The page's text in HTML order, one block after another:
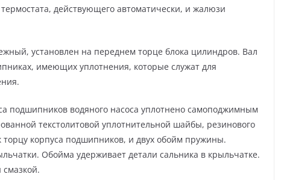
действующего автоматически, и жалюзи
установлен на переднем торце блока цилиндров. Вал
имеющих уплотнения, которые служат для
подшипников водяного насоса уплотнено самоподжимным
текстолитовой уплотнительной шайбы, резинового
корпуса подшипников, и двух обойм пружины.
Обойма удерживает детали сальника в крыльчатке.